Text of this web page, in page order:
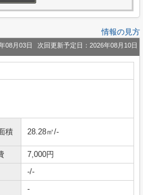
情報の見方
08月03日 次回更新予定日：2026年08月10日
積 28.28㎡/-
7,000円
-/-
-